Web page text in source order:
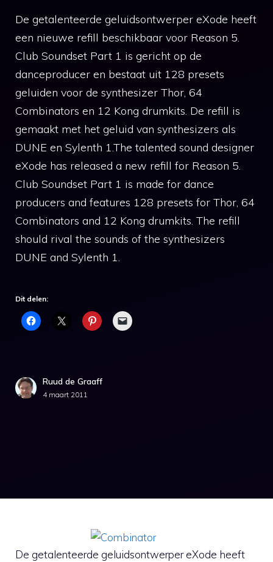
De getalenteerde geluidsontwerper eXode heeft
een nieuwe refill beschikbaar voor Reason 5.
Club Soundset Part 1 is gericht op de
danceproducer en bestaat uit 128 presets
geluiden voor de synthesizer Thor, 64
Combinators en 12 Kong drumkits. De refill is
gemaakt met het geluid van synthesizers als
DUNE en Sylenth 1.The talented sound designer
eXode has released a new refill for Reason 5.
Club Soundset Part 1 is made for dance
producers and features 128 presets for Thor, 64
Combinators and 12 Kong drumkits. The refill
should rival the sounds of the synthesizers
DUNE and Sylenth 1.
Dit delen:
Ruud de Graaff
4 maart 2011
De getalenteerde geluidsontwerper eXode heeft